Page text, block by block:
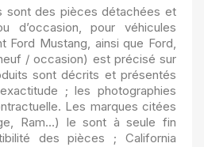
sont des pièces détachées et
d’occasion, pour véhicules
Ford Mustang, ainsi que Ford,
/ occasion) est précisé sur
sont décrits et présentés
; les photographies
Les marques citées
Ram…) le sont à seule fin
des pièces ; California